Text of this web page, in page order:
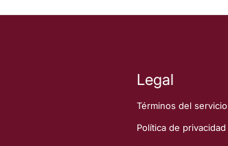
Legal
Términos del servicio
Política de privacidad